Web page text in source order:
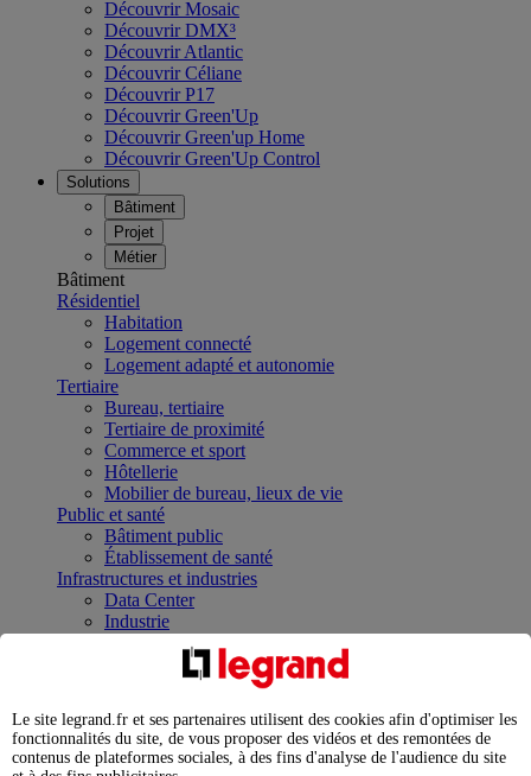
Découvrir Mosaic
Découvrir DMX³
Découvrir Atlantic
Découvrir Céliane
Découvrir P17
Découvrir Green'Up
Découvrir Green'up Home
Découvrir Green'Up Control
Solutions
Bâtiment
Projet
Métier
Bâtiment
Résidentiel
Habitation
Logement connecté
Logement adapté et autonomie
Tertiaire
Bureau, tertiaire
Tertiaire de proximité
Commerce et sport
Hôtellerie
Mobilier de bureau, lieux de vie
Public et santé
Bâtiment public
Établissement de santé
Infrastructures et industries
Data Center
Industrie
Infrastructures
Contrôler et planifier le fonctionnement des appareils
Répartir et optimiser son tableau électrique
Legrand Data Center Solutions : concentrer les
expertises au service de vos performances
Le site legrand.fr et ses partenaires utilisent des cookies afin d'optimiser les
fonctionnalités du site, de vous proposer des vidéos et des remontées de
contenus de plateformes sociales, à des fins d'analyse de l'audience du site